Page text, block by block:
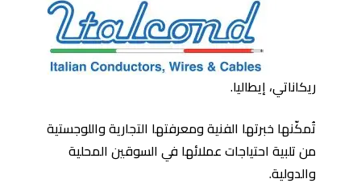
ريكاناتي، إيطاليا.
تُمكّنها خبرتها الفنية ومعرفتها التجارية واللوجستية
من تلبية احتياجات عملائها في السوقين المحلية
والدولية.